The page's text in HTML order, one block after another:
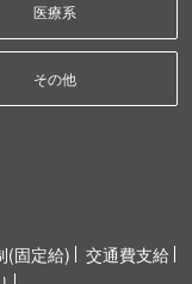
医療系
その他
(固定給)
交通費支給